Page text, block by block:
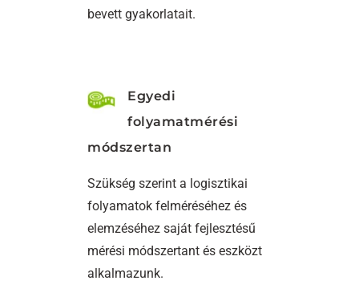
bevett gyakorlatait.
Egyedi
folyamatmérési
módszertan
Szükség szerint a logisztikai
folyamatok felméréséhez és
elemzéséhez saját fejlesztésű
mérési módszertant és eszközt
alkalmazunk.